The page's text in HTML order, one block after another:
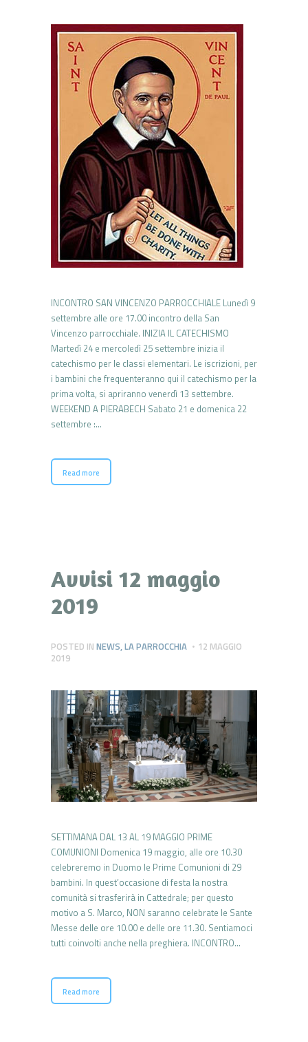
INCONTRO SAN VINCENZO PARROCCHIALE Lunedì 9
settembre alle ore 17.00 incontro della San
Vincenzo parrocchiale. INIZIA IL CATECHISMO
Martedì 24 e mercoledì 25 settembre inizia il
catechismo per le classi elementari. Le iscrizioni, per
i bambini che frequenteranno qui il catechismo per la
prima volta, si apriranno venerdì 13 settembre.
WEEKEND A PIERABECH Sabato 21 e domenica 22
settembre :…
Read more
Avvisi 12 maggio
2019
POSTED IN NEWS,LA PARROCCHIA
12 MAGGIO
2019
SETTIMANA DAL 13 AL 19 MAGGIO PRIME
COMUNIONI Domenica 19 maggio, alle ore 10.30
celebreremo in Duomo le Prime Comunioni di 29
bambini. In quest’occasione di festa la nostra
comunità si trasferirà in Cattedrale; per questo
motivo a S. Marco, NON saranno celebrate le Sante
Messe delle ore 10.00 e delle ore 11.30. Sentiamoci
tutti coinvolti anche nella preghiera. INCONTRO…
Read more